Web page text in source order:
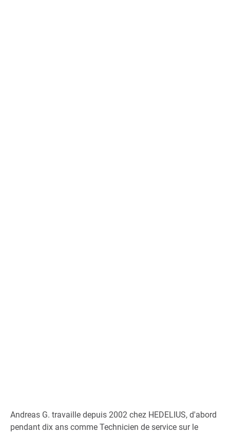
Andreas G. travaille depuis 2002 chez HEDELIUS, d'abord
pendant dix ans comme Technicien de service sur le